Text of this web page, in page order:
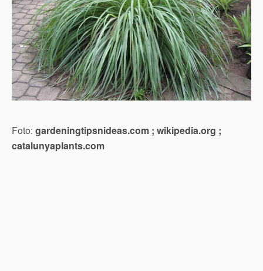
Foto: gardeningtipsnideas.com ; wikipedia.org ;
catalunyaplants.com